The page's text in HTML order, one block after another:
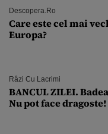
Descopera.ro
Care este cel mai
Europa?
Râzi Cu Lacrimi
BANCUL ZILEI.
Nu pot face dragoste!